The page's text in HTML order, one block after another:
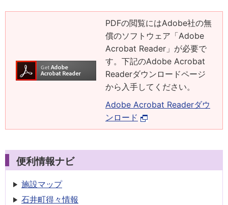
PDFの閲覧にはAdobe社の無
償のソフトウェア「Adobe
Acrobat Reader」が必要で
す。下記のAdobe Acrobat
Readerダウンロードページ
から入手してください。
Adobe Acrobat Readerダウ
ンロード
便利情報ナビ
施設マップ
石井町得々情報